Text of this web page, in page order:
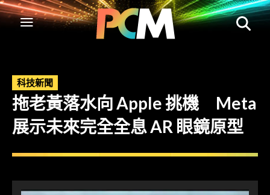
科技新聞
拖老黃落水向 Apple 挑機 Meta
展示未來完全全息 AR 眼鏡原型